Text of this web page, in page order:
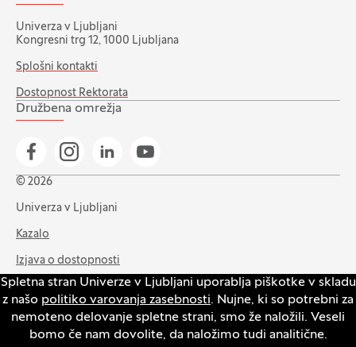
Spletna stran Univerze v Ljubljani uporablja piškotke v skladu
z našo politiko varovanja zasebnosti. Nujne, ki so potrebni za
nemoteno delovanje spletne strani, smo že naložili. Veseli
bomo če nam dovolite, da naložimo tudi analitične.
Univerza v Ljubljani
Kongresni trg 12, 1000 Ljubljana
Splošni kontakti
Dostopnost Rektorata
Družbena omrežja
Pojdi na našo Facebook stran
Pojdi na našo Instagram stran
Pojdi na Linkedin stran
Pojdi na YouTube stran
© 2026
Univerza v Ljubljani
Kazalo
Izjava o dostopnosti
Varstvo zasebnosti in piškotkov
Intranet